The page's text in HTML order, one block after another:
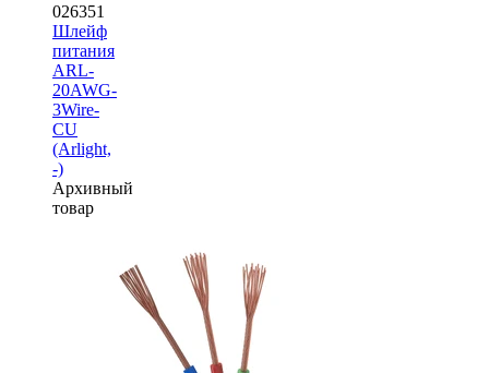
026351
Шлейф
питания
ARL-
20AWG-
3Wire-
CU
(Arlight,
-)
Архивный
товар